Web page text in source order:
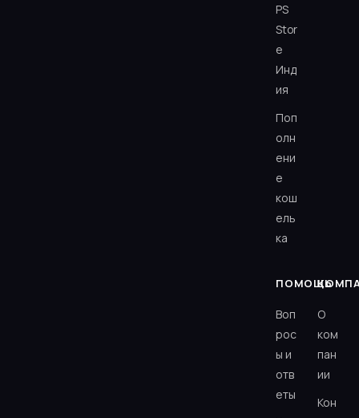
PS
Stor
e
Инд
ия
Поп
олн
ени
е
кош
ель
ка
ПОМОЩЬ
Воп
рос
ы и
отв
еты
О
ком
пан
ии
Кон